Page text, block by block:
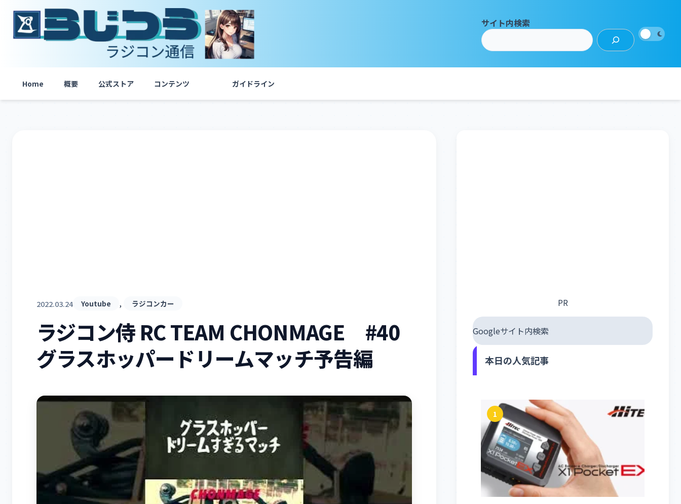
サイト内検索
Home 概要 公式ストア コンテンツ ガイドライン
2022.03.24 Youtube , ラジコンカー
ラジコン侍 RC TEAM CHONMAGE #40
グラスホッパードリームマッチ予告編
PR
Googleサイト内検索
本日の人気記事
1